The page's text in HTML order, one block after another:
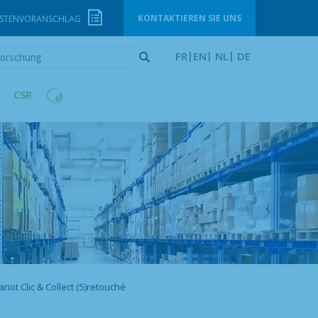
KONTAKTIEREN SIE UNS
CSR
FR EN NL DE
Clic & Collect (5)retouché